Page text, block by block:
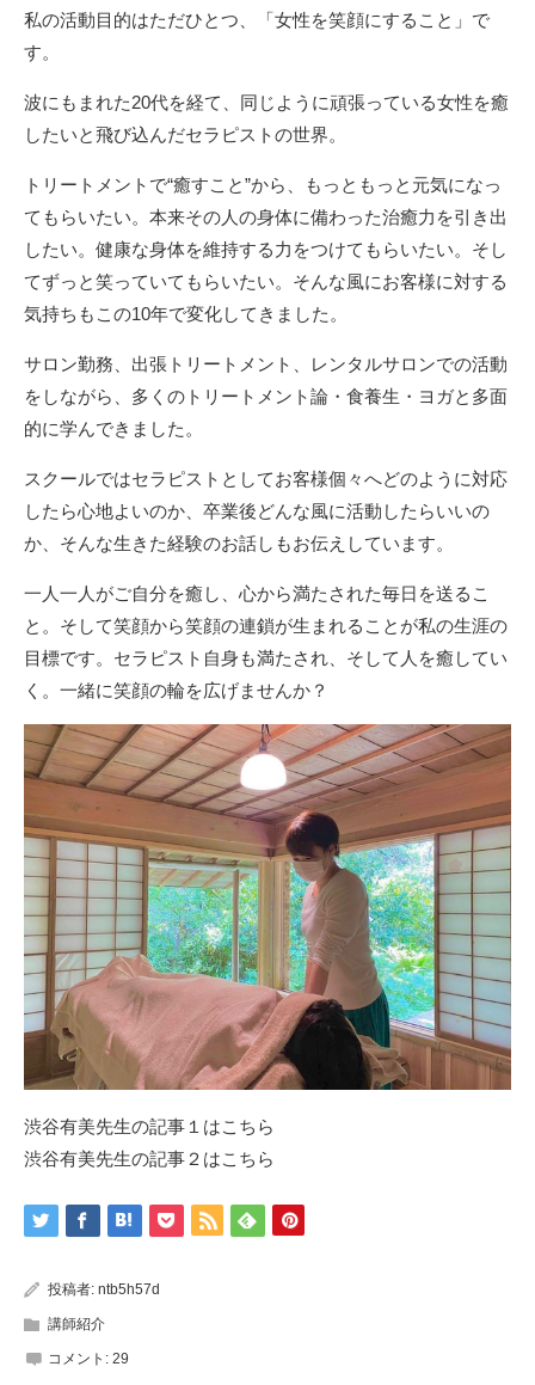
私の活動目的はただひとつ、「女性を笑顔にすること」で
す。
波にもまれた20代を経て、同じように頑張っている女性を癒
したいと飛び込んだセラピストの世界。
トリートメントで“癒すこと”から、もっともっと元気になっ
てもらいたい。本来その人の身体に備わった治癒力を引き出
したい。健康な身体を維持する力をつけてもらいたい。そし
てずっと笑っていてもらいたい。そんな風にお客様に対する
気持ちもこの10年で変化してきました。
サロン勤務、出張トリートメント、レンタルサロンでの活動
をしながら、多くのトリートメント論・食養生・ヨガと多面
的に学んできました。
スクールではセラピストとしてお客様個々へどのように対応
したら心地よいのか、卒業後どんな風に活動したらいいの
か、そんな生きた経験のお話しもお伝えしています。
一人一人がご自分を癒し、心から満たされた毎日を送るこ
と。そして笑顔から笑顔の連鎖が生まれることが私の生涯の
目標です。セラピスト自身も満たされ、そして人を癒してい
く。一緒に笑顔の輪を広げませんか？
渋谷有美先生の記事１はこちら
渋谷有美先生の記事２はこちら
投稿者: ntb5h57d
講師紹介
コメント: 29